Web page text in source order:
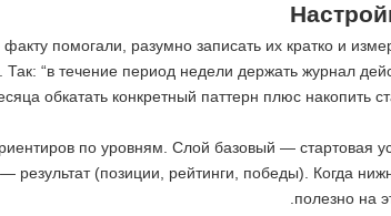
помогали, разумно записать их кратко и
“в течение период недели держать журнал
обкатать конкретный паттерн плюс
по уровням. Слой базовый — стартовая
результат (позиции, рейтинги, победы). Когда
полезно на